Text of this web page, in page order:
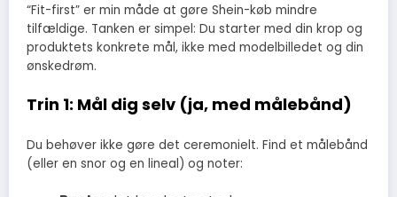
“Fit-first” er min måde at gøre Shein-køb mindre
tilfældige. Tanken er simpel: Du starter med din krop og
produktets konkrete mål, ikke med modelbilledet og din
ønskedrøm.
Trin 1: Mål dig selv (ja, med målebånd)
Du behøver ikke gøre det ceremonielt. Find et målebånd
(eller en snor og en lineal) og noter: